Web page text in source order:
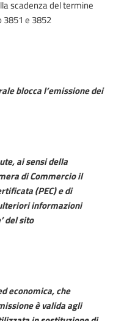
scadenza del termine
3851 e 3852
blocca l’emissione dei
ai sensi della
di Commercio il
(PEC) e di
informazioni
del sito
economica, che
è valida agli